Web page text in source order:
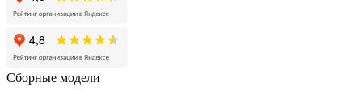
Сборные модели